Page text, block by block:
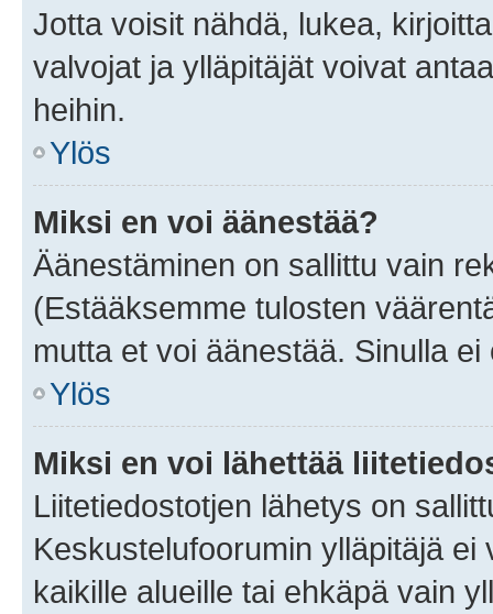
Jotta voisit nähdä, lukea,
valvojat ja ylläpitäjät voivat
heihin.
Ylös
Miksi en voi äänestää?
Äänestäminen on sallittu vain
(Estääksemme tulosten
mutta et voi äänestää. Sinulla
Ylös
Miksi en voi lähettää
Liitetiedostotjen lähetys on
Keskustelufoorumin ylläpitäjä
kaikille alueille tai ehkäpä vain